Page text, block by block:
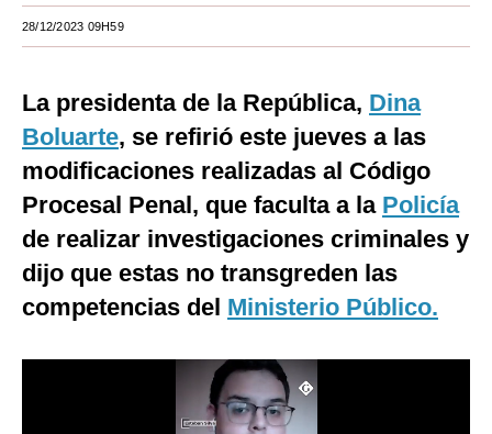
Mundo
España
Internacional
Club del Suscriptor
28/12/2023 09H59
La presidenta de la República, Dina
Boluarte, se refirió este jueves a las
modificaciones realizadas al Código
Procesal Penal, que faculta a la Policía
de realizar investigaciones criminales y
dijo que estas no transgreden las
competencias del Ministerio Público.